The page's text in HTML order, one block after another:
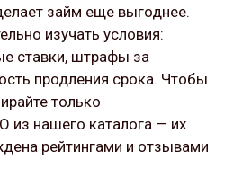
займ еще выгоднее.
изучать условия:
ставки, штрафы за
продления срока. Чтобы
только
нашего каталога — их
рейтингами и отзывами